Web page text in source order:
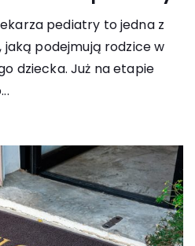
pediatry to jedna z
jaką podejmują rodzice w
dziecka. Już na etapie